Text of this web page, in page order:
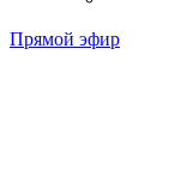
Прямой эфир